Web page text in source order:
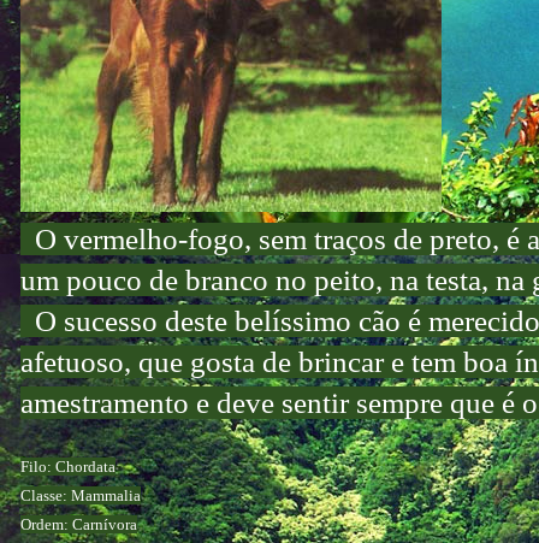
O vermelho-fogo, sem traços de preto, é
um pouco de branco no peito, na testa, na
O sucesso deste belíssimo cão é
afetuoso, que gosta de brincar e tem boa
amestramento e deve sentir sempre que é
Filo: Chordata
Classe: Mammalia
Ordem: Carnívora